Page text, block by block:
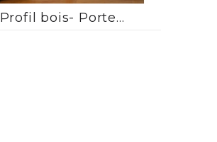
Profil bois- Porte...